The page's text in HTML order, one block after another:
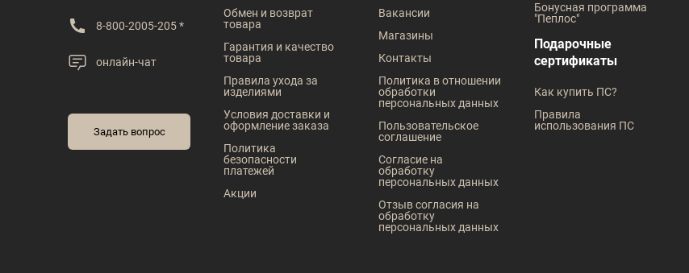
8-800-2005-205 *
онлайн-чат
Задать вопрос
Обмен и возврат
товара
Гарантия и качество
товара
Правила ухода за
изделиями
Условия доставки и
оформление заказа
Политика
безопасности
платежей
Акции
Вакансии
Магазины
Контакты
Политика в отношении
обработки
персональных данных
Пользовательское
соглашение
Согласие на
обработку
персональных данных
Отзыв согласия на
обработку
персональных данных
Бонусная программа
"Пеплос"
Подарочные
сертификаты
Как купить ПС?
Правила
использования ПС